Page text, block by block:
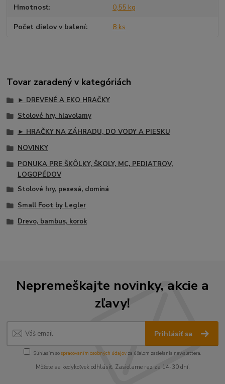
Hmotnosť 0,55 kg
Počet dielov v balení 8 ks
Tovar zaradený v kategóriách
► DREVENÉ A EKO HRAČKY
Stolové hry, hlavolamy
► HRAČKY NA ZÁHRADU, DO VODY A PIESKU
NOVINKY
PONUKA PRE ŠKÔLKY, ŠKOLY, MC, PEDIATROV,
LOGOPÉDOV
Stolové hry, pexesá, dominá
Small Foot by Legler
Drevo, bambus, korok
Nepremeškajte novinky, akcie a
zľavy!
Prihlásiť sa
Súhlasím sospracovaním osobných údajov za účelom zasielania newslettera.
Môžete sa kedykoľvek odhlásiť. Zasielame raz za 14-30 dní.